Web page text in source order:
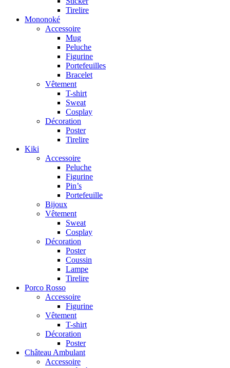
Tirelire
Mononoké
Accessoire
Mug
Peluche
Figurine
Portefeuilles
Bracelet
Vêtement
T-shirt
Sweat
Cosplay
Décoration
Poster
Tirelire
Kiki
Accessoire
Peluche
Figurine
Pin’s
Portefeuille
Bijoux
Vêtement
Sweat
Cosplay
Décoration
Poster
Coussin
Lampe
Tirelire
Porco Rosso
Accessoire
Figurine
Vêtement
T-shirt
Décoration
Poster
Château Ambulant
Accessoire